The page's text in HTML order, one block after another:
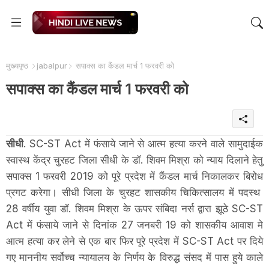
मुख्यपृष्ठ jabalpur सपाक्स का कैंडल मार्च 1 फरवरी को
सपाक्स का कैंडल मार्च 1 फरवरी को
सीधी. SC-ST Act में फंसाये जाने से आत्म हत्या करने वाले सामुदाईक
स्वास्थ केंद्र चुरहट जिला सीधी के डॉ. शिवम मिश्रा को न्याय दिलाने हेतु
सपाक्स 1 फरवरी 2019 को पूरे प्रदेश में कैंडल मार्च निकालकर बिरोध
प्रगट करेगा। सीधी जिला के चुरहट शासकीय चिकित्सालय में पदस्थ
28 वर्षीय युवा डॉ. शिवम मिश्रा के ऊपर संबिदा नर्स द्वारा झूठे SC-ST
Act में फंसाये जाने से दिनांक 27 जनबरी 19 को शासकीय आवाश मे
आत्म हत्या कर लेने से एक बार फिर पूरे प्रदेश में SC-ST Act पर दिये
गए माननीय सर्वोच्च न्यायालय के निर्णय के विरुद्ध संसद में पास हुये काले